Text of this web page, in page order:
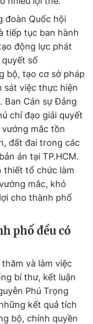
đoàn Quốc hội
tiếp tục ban hành
động lực phát
số
bộ, tạo cơ sở pháp
sát việc thực hiện
Ban Cán sự Đảng
chỉ đạo giải quyết
mắc tồn
đất đai trong các
án tại TP.HCM.
thiết tổ chức làm
mắc, khó
cho thành phố
phố đều có
và làm việc
bí thư, kết luận
Phú Trọng
kết quả tích
bộ, chính quyền